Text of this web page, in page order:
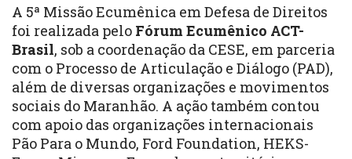
A 5ª Missão Ecumênica em Defesa de Direitos
foi realizada pelo Fórum Ecumênico ACT-
Brasil, sob a coordenação da CESE, em parceria
com o Processo de Articulação e Diálogo (PAD),
além de diversas organizações e movimentos
sociais do Maranhão. A ação também contou
com apoio das organizações internacionais
Pão Para o Mundo, Ford Foundation, HEKS-